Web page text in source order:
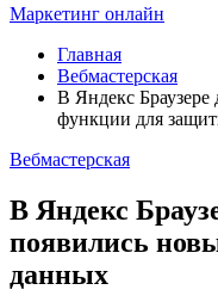
Маркетинг онлайн
Главная
Вебмастерская
В Яндекс Браузере
функции для
Вебмастерская
В Яндекс
появились
данных